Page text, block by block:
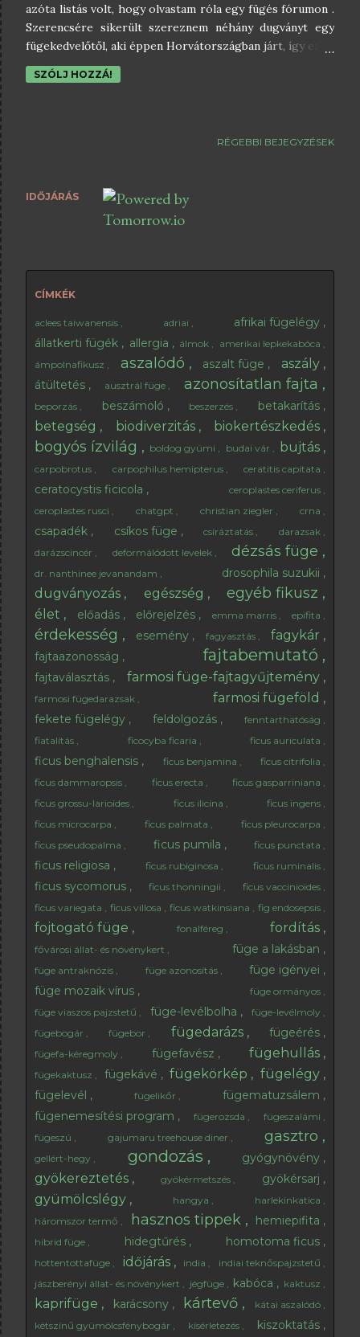
azóta listás volt, hogy olvastam róla egy fügés fórumon .
Szerencsére sikerült szereznem néhány dugványt egy
fügekedvelőtől, aki éppen Horvátországban járt, így ezt a
fügét is lehúzhattam a füge-bakancslistámról. Külön
köszönet érte, hogy nyaralása alatt szakított erre időt.
Ravanka, Črnica, Plavica. Ezt a fajtát nagyon szeretik
A Miljska füge fája közepesen erős növekedési eréllyel
bír, és rendkívüli módon bőtermő. Levelei leginkább
annál finomabbak. Nyaka és szára annyira rövid, hogy
szint...
SZÓLJ HOZZÁ!
RÉGEBBI BEJEGYZÉSEK
IDŐJÁRÁS
CÍMKÉK
aclees taiwanensis adriai
afrikai fügelégy
állatkerti fügék
allergia álmok
amerikai lepkekabóca
ámpolnafikusz
aszalódó aszalt füge aszály
átültetés ausztrál füge azonosítatlan fajta
beporzás beszámoló beszerzés betakarítás
betegség biodiverzitás biokertészkedés
bogyós ízvilág boldog gyümi budai vár bujtás
carpobrotus carpophilus hemipterus ceratitis capitata
ceratocystis ficicola
ceroplastes ceriferus
ceroplastes rusci
chatgpt christian ziegler crna
csapadék csíkos füge csíráztatás
darazsak
darázscincér
deformálódott levelek dézsás füge
dr. nanthinee jevanandam drosophila suzukii
dugványozás egészség egyéb fikusz
élet előadás előrejelzés emma marris epifita
érdekesség esemény fagyasztás fagykár
fajtaazonosság fajtabemutató
fajtaválasztás farmosi füge-fajtagyűjtemény
farmosi fügedarazsak farmosi fügeföld
fekete fügelégy feldolgozás
fenntarthatóság
fiatalítás
ficocyba ficaria ficus auriculata
ficus benghalensis ficus benjamina
ficus citrifolia
ficus dammaropsis
ficus erecta
ficus gasparriniana
ficus grossu-larioides
ficus ilicina
ficus ingens
ficus microcarpa
ficus palmata
ficus pleurocarpa
ficus pseudopalma
ficus pumila ficus punctata
ficus religiosa ficus rubiginosa ficus ruminalis
ficus sycomorus ficus thonningii
ficus vaccinioides
ficus variegata
ficus villosa ficus watkinsiana fig endosepsis
fojtogató füge fonalféreg fordítás
fővárosi állat- és növénykert füge a lakásban
füge antraknózis füge azonosítás
füge igényei
füge mozaik vírus
füge ormányos
füge viaszos pajzstetű
füge-levélbolha
füge-levélmoly
fügebogár
fügebor fügedarázs fügeérés
fügefa-kéregmoly fügefavész fügehullás
fügekaktusz fügekávé fügekörkép fügelégy
fügelevél fügelikőr
fügematuzsálem
fügenemesítési program
fügerozsda
fügeszalámi
fügeszú
gajumaru treehouse diner gasztro
gellért-hegy gondozás gyógynövény
gyökereztetés gyökérmetszés gyökérsarj
gyümölcslégy hangya
harlekinkatica
háromszor termő
hasznos tippek hemiepifita
hibrid füge hidegtűrés homotoma ficus
hottentottafüge időjárás india
indiai teknőspajzstetű
jászberényi állat- és növénykert
jégfüge kabóca kaktusz
kaprifüge karácsony kártevő
kátai aszalódó
kétszínű gyümölcsfénybogár
kísérletezés kiszoktatás